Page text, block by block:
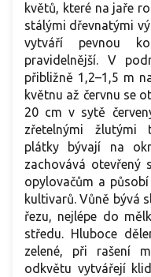
květů, které na jaře
stálými dřevnatými
vytváří pevnou
pravidelnější. V
přibližně 1,2–1,5 m
květnu až červnu se
20 cm v sytě
zřetelnými žlutými
plátky bývají na
zachovává otevřený
opylovačům a
kultivarů. Vůně bývá
řezu, nejlépe do
středu. Hluboce
zelené, při rašení
odkvětu vytvářejí